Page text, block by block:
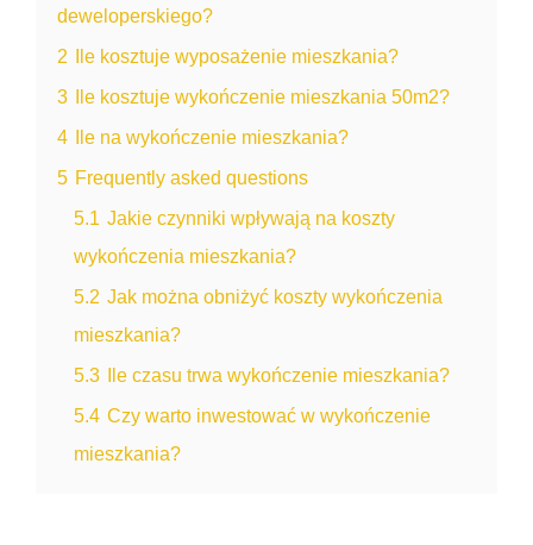
deweloperskiego?
2 Ile kosztuje wyposażenie mieszkania?
3 Ile kosztuje wykończenie mieszkania 50m2?
4 Ile na wykończenie mieszkania?
5 Frequently asked questions
5.1 Jakie czynniki wpływają na koszty
wykończenia mieszkania?
5.2 Jak można obniżyć koszty wykończenia
mieszkania?
5.3 Ile czasu trwa wykończenie mieszkania?
5.4 Czy warto inwestować w wykończenie
mieszkania?